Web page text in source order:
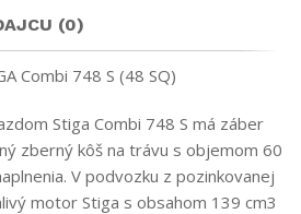
(0)
Combi 748 S (48 SQ)
Stiga Combi 748 S má záber
zberný kôš na trávu s objemom 60
V podvozku z pozinkovanej
motor Stiga s obsahom 139 cm3